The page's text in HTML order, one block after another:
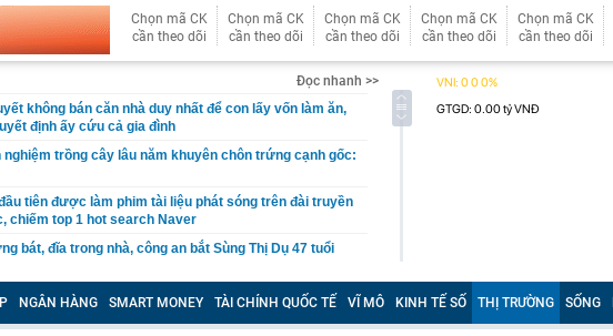
Chọn mã CK
cần theo dõi
Chọn mã CK
cần theo dõi
Chọn mã CK
cần theo dõi
Chọn mã CK
cần theo dõi
Chọn mã CK
cần theo dõi
Đọc nhanh >>
không bán căn nhà duy nhất để con lấy vốn làm ăn,
định ấy cứu cả gia đình
trồng cây lâu năm khuyên chôn trứng cạnh gốc:
tiên được làm phim tài liệu phát sóng trên đài truyền
chiếm top 1 hot search Naver
bát, đĩa trong nhà, công an bắt Sùng Thị Dụ 47 tuổi
mạng có "luật chơi" mới, người dùng cần lưu ý gì?
Nguyễn Văn Thắng: Xử lý đến cùng các vướng mắc,
nghiệp đi vòng
NGÂN HÀNG SMART MONEY TÀI CHÍNH QUỐC TẾ VĨ MÔ KINH TẾ SỐ THỊ TRƯỜNG SỐNG